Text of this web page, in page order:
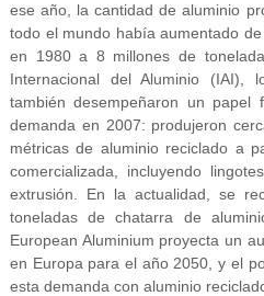
ese año, la cantidad de aluminio
todo el mundo había aumentado
en 1980 a 8 millones de
Internacional del Aluminio (IAI),
también desempeñaron un papel
demanda en 2007: produjeron
métricas de aluminio reciclado a
comercializada, incluyendo
extrusión. En la actualidad, se
toneladas de chatarra de
European Aluminium proyecta un
en Europa para el año 2050, y el
esta demanda con aluminio